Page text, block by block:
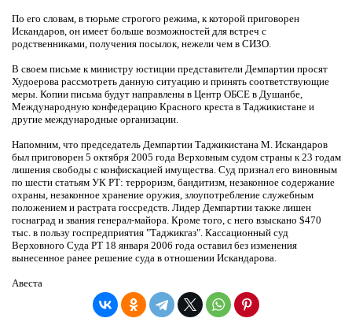
По его словам, в тюрьме строгого режима, к которой приговорен
Искандаров, он имеет больше возможностей для встреч с
родственниками, получения посылок, нежели чем в СИЗО.
В своем письме к министру юстиции представители Демпартии просят
Худоерова рассмотреть данную ситуацию и принять соответствующие
меры. Копии письма будут направлены в Центр ОБСЕ в Душанбе,
Международную конфедерацию Красного креста в Таджикистане и
другие международные организации.
Напомним, что председатель Демпартии Таджикистана М. Искандаров
был приговорен 5 октября 2005 года Верховным судом страны к 23 годам
лишения свободы с конфискацией имущества. Суд признал его виновным
по шести статьям УК РТ: терроризм, бандитизм, незаконное содержание
охраны, незаконное хранение оружия, злоупотребление служебным
положением и растрата госсредств. Лидер Демпартии также лишен
госнаград и звания генерал-майора. Кроме того, с него взыскано $470
тыс. в пользу госпредприятия "Таджикгаз". Кассационный суд
Верховного Суда РТ 18 января 2006 года оставил без изменения
вынесенное ранее решение суда в отношении Искандарова.
Авеста